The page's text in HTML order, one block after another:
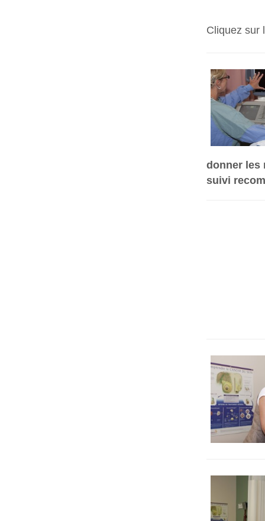
Cliquez sur
donner les
suivi